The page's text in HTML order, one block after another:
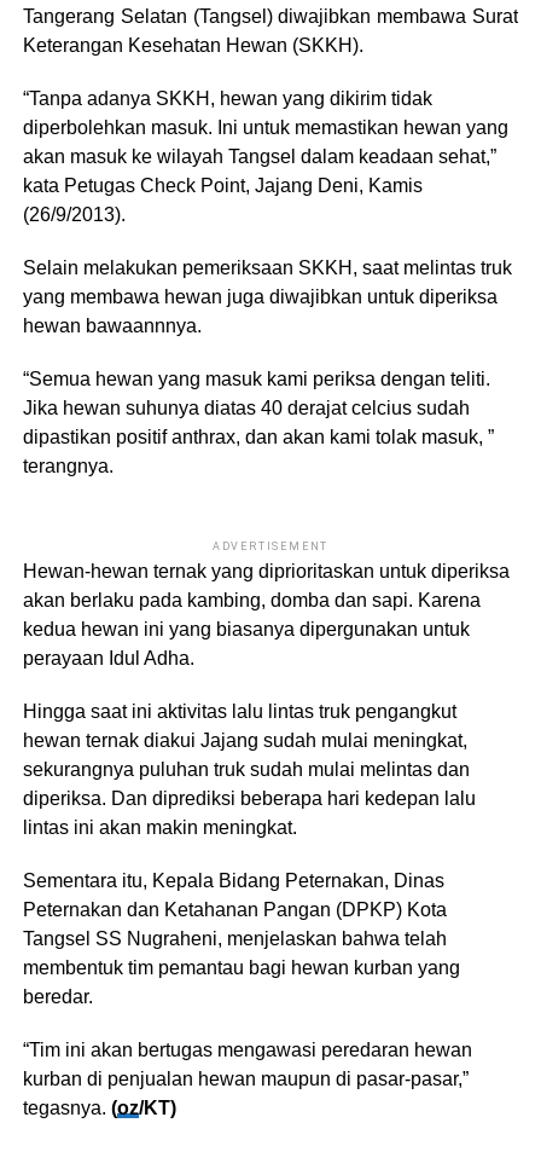
Tangerang Selatan (Tangsel) diwajibkan membawa Surat
Keterangan Kesehatan Hewan (SKKH).
“Tanpa adanya SKKH, hewan yang dikirim tidak
diperbolehkan masuk. Ini untuk memastikan hewan yang
akan masuk ke wilayah Tangsel dalam keadaan sehat,”
kata Petugas Check Point, Jajang Deni, Kamis
(26/9/2013).
Selain melakukan pemeriksaan SKKH, saat melintas truk
yang membawa hewan juga diwajibkan untuk diperiksa
hewan bawaannnya.
“Semua hewan yang masuk kami periksa dengan teliti.
Jika hewan suhunya diatas 40 derajat celcius sudah
dipastikan positif anthrax, dan akan kami tolak masuk, ”
terangnya.
ADVERTISEMENT
Hewan-hewan ternak yang diprioritaskan untuk diperiksa
akan berlaku pada kambing, domba dan sapi. Karena
kedua hewan ini yang biasanya dipergunakan untuk
perayaan Idul Adha.
Hingga saat ini aktivitas lalu lintas truk pengangkut
hewan ternak diakui Jajang sudah mulai meningkat,
sekurangnya puluhan truk sudah mulai melintas dan
diperiksa. Dan diprediksi beberapa hari kedepan lalu
lintas ini akan makin meningkat.
Sementara itu, Kepala Bidang Peternakan, Dinas
Peternakan dan Ketahanan Pangan (DPKP) Kota
Tangsel SS Nugraheni, menjelaskan bahwa telah
membentuk tim pemantau bagi hewan kurban yang
beredar.
“Tim ini akan bertugas mengawasi peredaran hewan
kurban di penjualan hewan maupun di pasar-pasar,”
tegasnya. (oz/KT)